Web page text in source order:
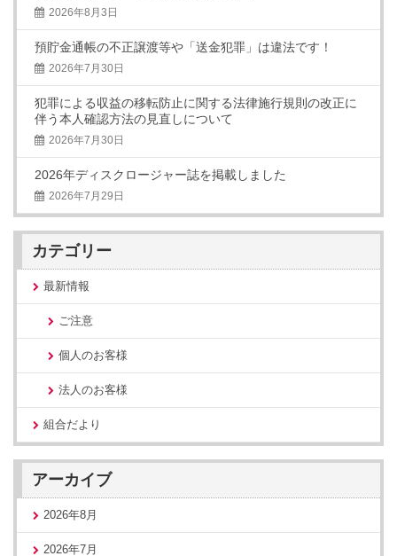
2026年8月3日
預貯金通帳の不正譲渡等や「送金犯罪」は違法です！
2026年7月30日
犯罪による収益の移転防止に関する法律施行規則の改正に
伴う本人確認方法の見直しについて
2026年7月30日
2026年ディスクロージャー誌を掲載しました
2026年7月29日
カテゴリー
最新情報
ご注意
個人のお客様
法人のお客様
組合だより
アーカイブ
2026年8月
2026年7月